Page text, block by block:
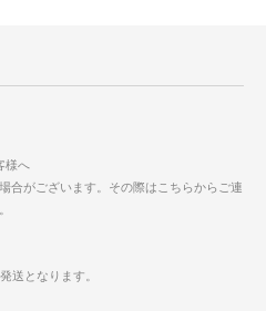
様へ
合がございます。その際はこちらからご連
送となります。